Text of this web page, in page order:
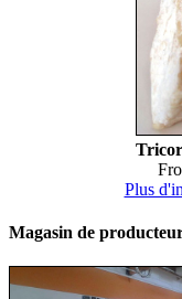
Plus
Magasin de